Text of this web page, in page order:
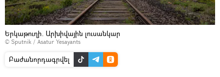
Երկաթուղի. Արխիվային լուսանկար
© Sputnik / Asatur Yesayants
Բաժանորդագրվել